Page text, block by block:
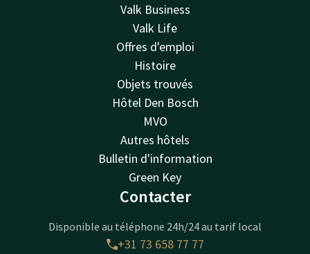
Valk Business
Valk Life
Offres d'emploi
Histoire
Objets trouvés
Hôtel Den Bosch
MVO
Autres hôtels
Bulletin d'information
Green Key
Contacter
Disponible au téléphone 24h/24 au tarif local
+31 73 658 77 77